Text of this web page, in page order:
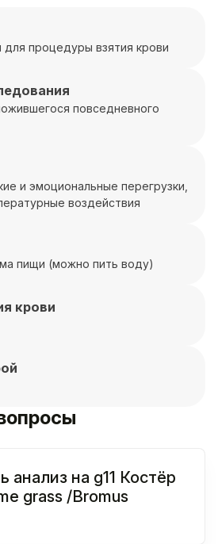
процедуры взятия крови
повседневного
и эмоциональные перегрузки,
воздействия
пищи (можно пить воду)
крови
анализ на g11 Костёр
grass /Bromus